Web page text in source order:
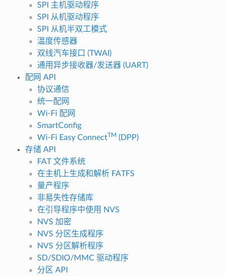
SPI 主机驱动程序
SPI 从机驱动程序
SPI 从机半双工模式
温度传感器
双线汽车接口 (TWAI)
通用异步接收器/发送器 (UART)
配网 API
协议通信
统一配网
Wi-Fi 配网
SmartConfig
Wi-Fi Easy ConnectTM (DPP)
存储 API
FAT 文件系统
在主机上生成和解析 FATFS
量产程序
非易失性存储库
在引导程序中使用 NVS
NVS 加密
NVS 分区生成程序
NVS 分区解析程序
SD/SDIO/MMC 驱动程序
分区 API